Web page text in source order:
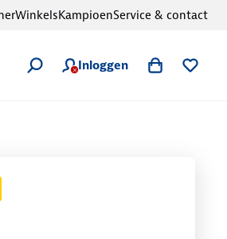
Inloggen
WinkelsKampioenService & contact